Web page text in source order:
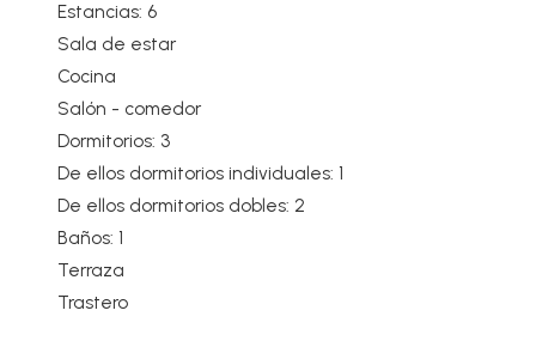
Estancias: 6
Sala de estar
Cocina
Salón - comedor
Dormitorios: 3
De ellos dormitorios individuales: 1
De ellos dormitorios dobles: 2
Baños: 1
Terraza
Trastero